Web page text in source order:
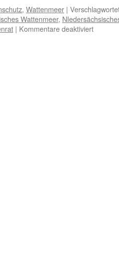
, Wattenmeer |
Wattenmeer,
| Kommentare deaktiviertfür